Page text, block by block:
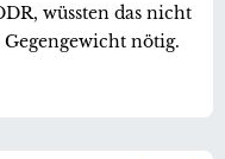
wüssten das nicht
nötig.